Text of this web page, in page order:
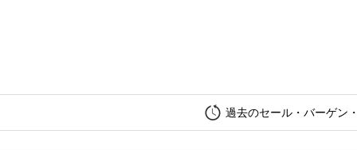
過去のセール・バーゲン